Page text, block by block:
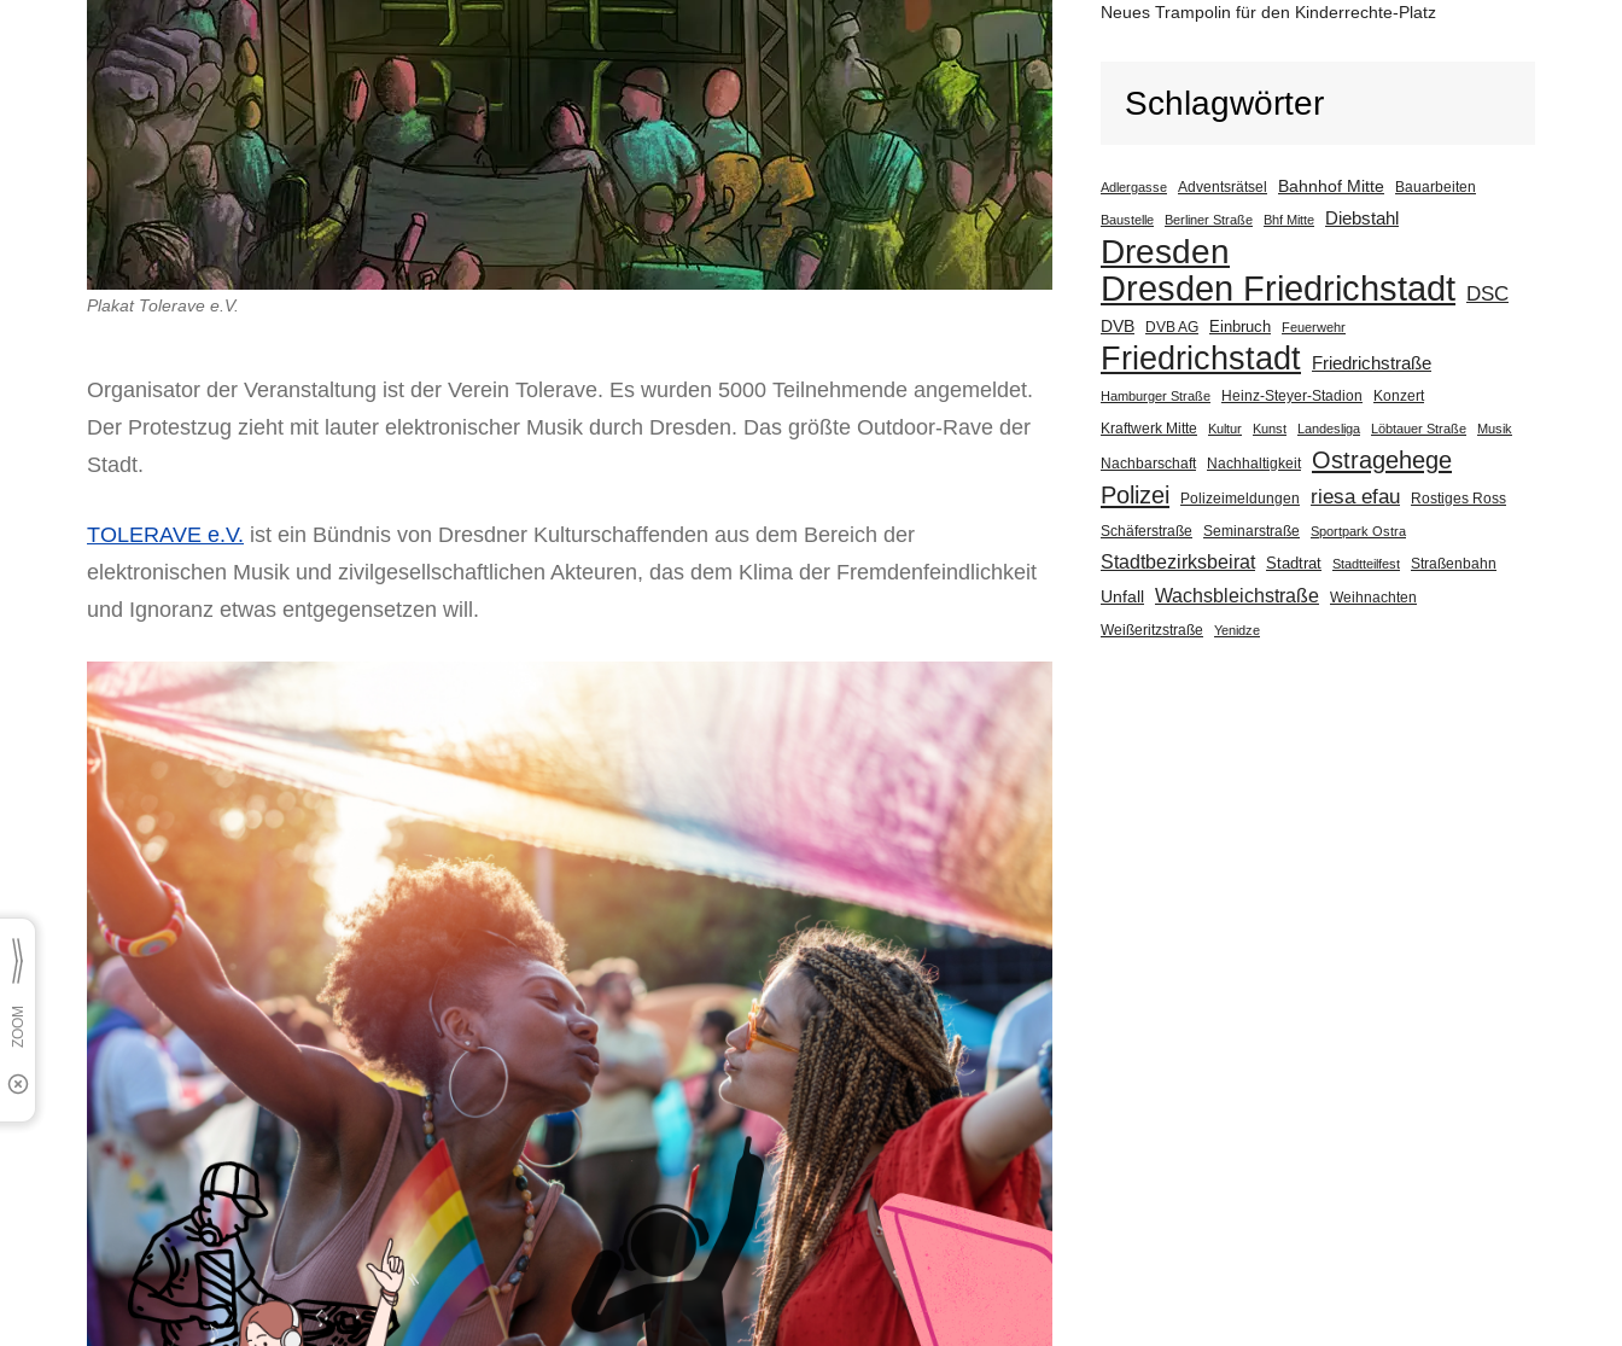
Plakat Tolerave e.V.
Organisator der Veranstaltung ist der Verein Tolerave. Es wurden 5000 Teilnehmende angemeldet.
Der Protestzug zieht mit lauter elektronischer Musik durch Dresden. Das größte Outdoor-Rave der
Stadt.
TOLERAVE e.V. ist ein Bündnis von Dresdner Kulturschaffenden aus dem Bereich der
elektronischen Musik und zivilgesellschaftlichen Akteuren, das dem Klima der Fremdenfeindlichkeit
und Ignoranz etwas entgegensetzen will.
Neues Trampolin für den Kinderrechte-Platz
Schlagwörter
Adlergasse Adventsrätsel Bahnhof Mitte Bauarbeiten
Baustelle Berliner Straße Bhf Mitte Diebstahl
Dresden
Dresden Friedrichstadt DSC
DVB DVB AG Einbruch Feuerwehr
Friedrichstadt Friedrichstraße
Hamburger Straße Heinz-Steyer-Stadion
Konzert
Kraftwerk Mitte
Kultur Kunst Landesliga Löbtauer Straße Musik
Nachbarschaft Nachhaltigkeit
Ostragehege
Polizei
Polizeimeldungen riesa efau Rostiges Ross
Schäferstraße Seminarstraße Sportpark Ostra
Stadtbezirksbeirat Stadtrat Stadtteilfest Straßenbahn
Unfall Wachsbleichstraße
Weihnachten
Weißeritzstraße
Yenidze